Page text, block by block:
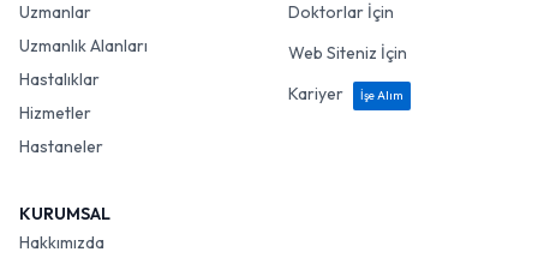
Uzmanlar
Uzmanlık Alanları
Hastalıklar
Hizmetler
Hastaneler
Doktorlar İçin
Web Siteniz İçin
Kariyer
İşe Alım
KURUMSAL
Hakkımızda